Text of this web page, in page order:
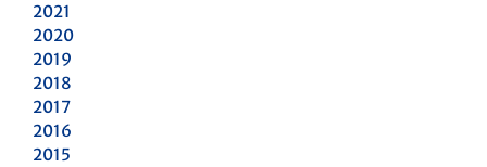
2021
2020
2019
2018
2017
2016
2015